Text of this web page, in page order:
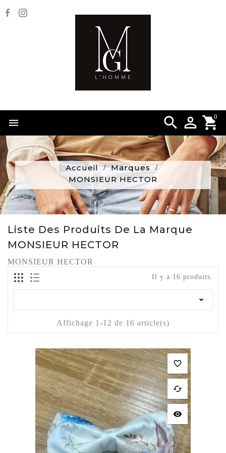


0
Accueil
Marques
MONSIEUR HECTOR
Liste Des Produits De La Marque
MONSIEUR HECTOR
MONSIEUR HECTOR
Il y a 16 produits.

Affichage 1-12 de 16 article(s)
favorite_border
cached
visibility